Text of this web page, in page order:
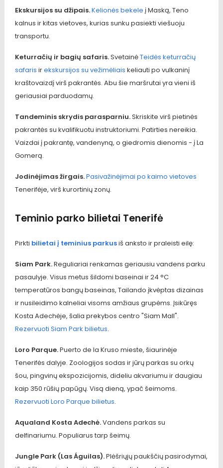
Ekskursijos su džipais.Kelionės bekele į Maską, Teno
kalnus ir kitas vietoves, kurias sunku pasiekti viešuoju
transportu.
Keturračių ir bagių safaris.SvetainėTeidės keturračių
safaris irekskursijos su vežimėliais keliauti po vulkaninį
kraštovaizdį virš pakrantės. Abu šie maršrutai yra vieni iš
geriausiai parduodamų.
Tandeminis skrydis parasparniu.Skriskite virš pietinės
pakrantės su kvalifikuotu instruktoriumi. Patirties nereikia.
Vaizdai į pakrantę, vandenyną, o giedromis dienomis - į La
Gomerą.
Jodinėjimas žirgais.Pasivažinėjimai po kaimo vietoves
Tenerifėje, virš kurortinių zonų.
Teminio parko bilietai Tenerifė
Pirkti bilietai į teminius parkusiš anksto ir praleisti eilę:
Siam Park.Reguliariai renkamas geriausiu vandens parku
pasaulyje. Visus metus šildomi baseinai ir 24 °C
temperatūros bangų baseinas, Tailando įkvėptas dizainas
ir nusileidimo kalneliai visoms amžiaus grupėms. Įsikūręs
Kosta Adechėje, šalia prekybos centro "Siam Mall".
Rezervuoti Siam Park bilietus.
Loro Parque.Puerto de la Kruso mieste, šiaurinėje
Tenerifės dalyje. Zoologijos sodas ir jūrų parkas su orkų
šou, pingvinų ekspozicijomis, dideliu akvariumu ir daugiau
kaip 350 rūšių papūgų. Visą dieną, ypač šeimoms.
Rezervuoti Loro Parque bilietus.
Aqualand Kosta Adechė.Vandens parkas su
delfinariumu. Populiarus tarp šeimų.
Jungle Park (Las Águilas).Plėšriųjų paukščių pasirodymai,